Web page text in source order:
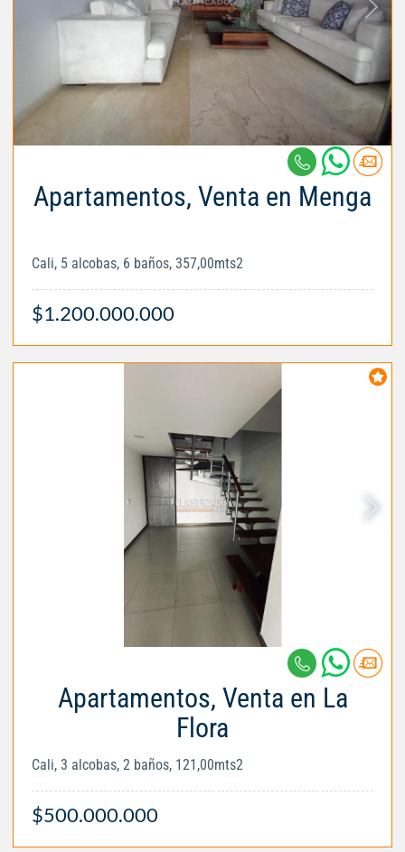
Apartamentos, Venta en Menga
Cali, 5 alcobas, 6 baños, 357,00mts2
$1.200.000.000
Apartamentos, Venta en La
Flora
Cali, 3 alcobas, 2 baños, 121,00mts2
$500.000.000